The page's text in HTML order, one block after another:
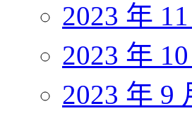
2023 年 11
2023 年 10
2023 年 9